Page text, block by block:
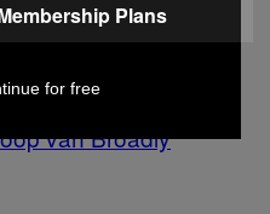
van Broadly
Plans
for free